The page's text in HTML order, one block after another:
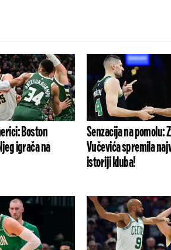
Boston
igrača na
Senzacija na pomolu:
Vučevića spremila
istoriji kluba!